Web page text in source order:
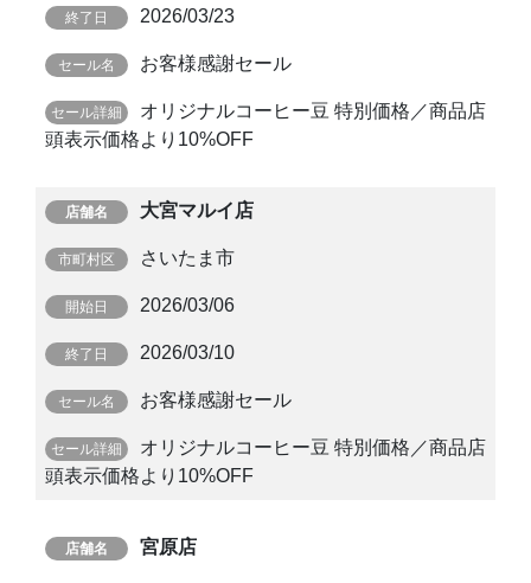
2026/03/23
お客様感謝セール
オリジナルコーヒー豆 特別価格／商品店
頭表示価格より10%OFF
大宮マルイ店
さいたま市
2026/03/06
2026/03/10
お客様感謝セール
オリジナルコーヒー豆 特別価格／商品店
頭表示価格より10%OFF
宮原店